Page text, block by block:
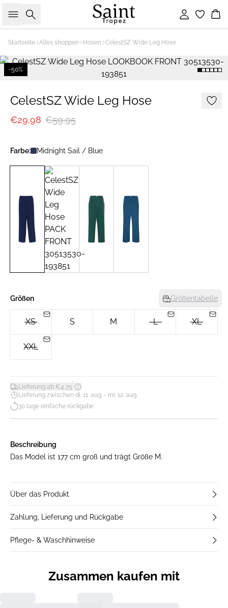
Suche Einloggen
Startseite Alles shoppen Hosen CelestSZ Wide Leg Hose
-50%
CelestSZ Wide Leg Hose
€29,98 €59,95
Farbe: Midnight Sail / Blue
Größen Größentabelle
XS S M L XL
XXL
Lieferung ab €4,75*
Lieferung zwischen di. 11. aug. - mi. 12. aug.
30 tage einfache rückgabe
Beschreibung
Das Model ist 177 cm groß und trägt Größe M.
Über das Produkt
Zahlung, Lieferung und Rückgabe
Pflege- & Waschhinweise
Zusammen kaufen mit